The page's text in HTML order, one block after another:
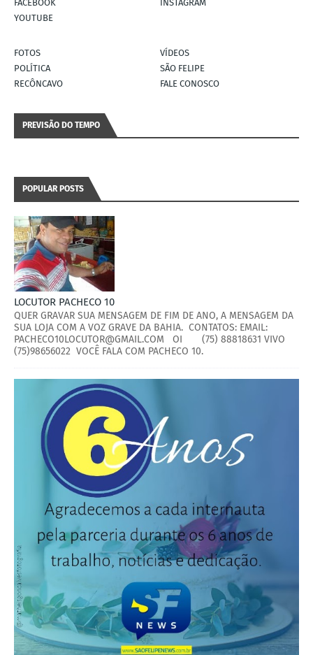
FACEBOOK
INSTAGRAM
YOUTUBE
FOTOS
VÍDEOS
POLÍTICA
SÃO FELIPE
RECÔNCAVO
FALE CONOSCO
PREVISÃO DO TEMPO
POPULAR POSTS
LOCUTOR PACHECO 10
QUER GRAVAR SUA MENSAGEM DE FIM DE ANO, A MENSAGEM DA
SUA LOJA COM A VOZ GRAVE DA BAHIA. CONTATOS: EMAIL:
PACHECO10LOCUTOR@GMAIL.COM OI (75) 88818631 VIVO
(75)98656022 VOCÊ FALA COM PACHECO 10.